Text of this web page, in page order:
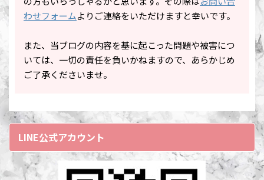
わせフォームよりご連絡をいただけますと幸いです。
また、当ブログの内容を基に起こった問題や被害につ
いては、一切の責任を負いかねますので、あらかじめ
ご了承くださいませ。
LINE公式アカウント